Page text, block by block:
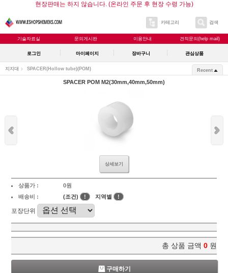
현장판매는 하지 않습니다. (온라인 주문 후 현장 수령 가능)
카테고리 검색
기술자료실 문의게시판 이용안내 견적문의(help mail)
로그인 마이페이지 장바구니 관심상품
지지대 SPACER(Hollow tube)(POM) Recent
SPACER POM M2(30mm,40mm,50mm)
상세보기
상품가 :
0원
배송비 :
(조건) ! 지역별 !
포장단위
총 상품 금액 0 원
구매하기